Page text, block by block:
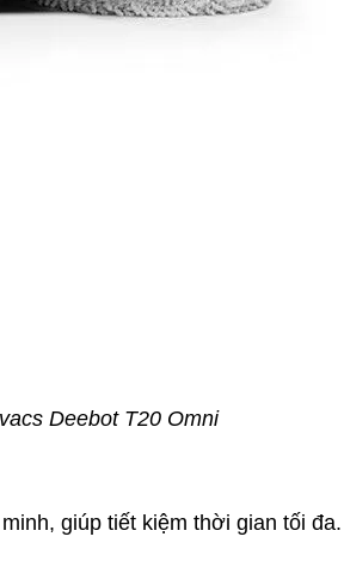
Deebot T20 Omni
giúp tiết kiệm thời gian tối đa.